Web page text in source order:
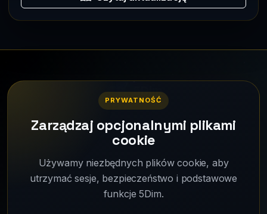
5Dim
© 2026 - Wszelkie prawa zastrzeżone.
Wiki Poradniki
Dlaczego 5Dim?
Changelog
Galeria zdjęć
Wsparcie
PRYWATNOŚĆ
Zarządzaj opcjonalnymi plikami
cookie
Używamy niezbędnych plików cookie, aby
utrzymać sesje, bezpieczeństwo i podstawowe
funkcje 5Dim.